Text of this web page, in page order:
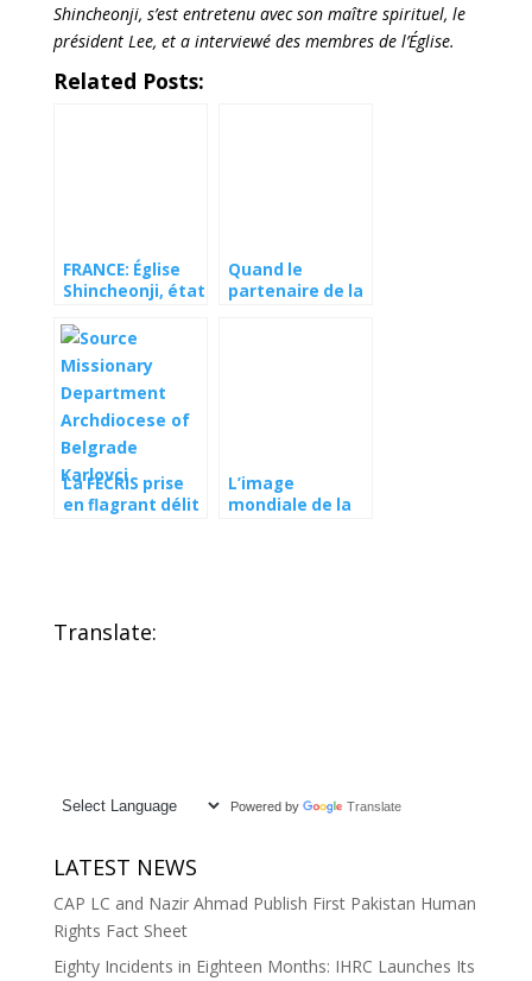
Shincheonji, s’est entretenu avec son maître spirituel, le
président Lee, et a interviewé des membres de l’Église.
Related Posts:
FRANCE: Église
Shincheonji, état
et intégration
(III)
Quand le
partenaire de la
La FECRIS prise
en flagrant délit
L’image
mondiale de la
Translate:
Powered by Translate
LATEST NEWS
CAP LC and Nazir Ahmad Publish First Pakistan Human
Rights Fact Sheet
Eighty Incidents in Eighteen Months: IHRC Launches Its